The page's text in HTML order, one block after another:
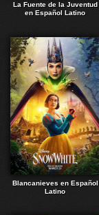
La Fuente de la Juventud
en Español Latino
Blancanieves en Español
Latino